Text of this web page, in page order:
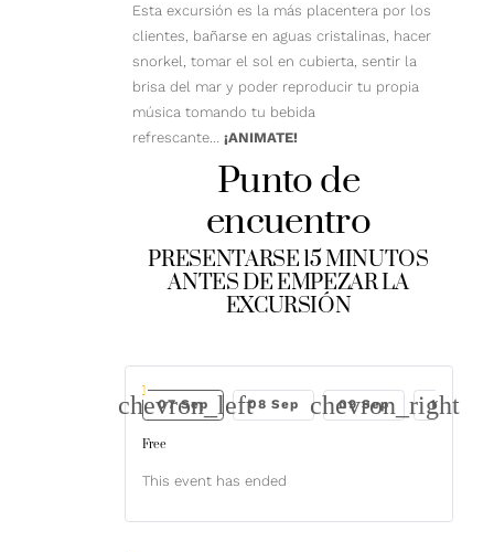
Esta excursión es la más placentera por los
clientes, bañarse en aguas cristalinas, hacer
snorkel, tomar el sol en cubierta, sentir la
brisa del mar y poder reproducir tu propia
música tomando tu bebida
refrescante… ¡ANIMATE!
Punto de
encuentro
PRESENTARSE 15 MINUTOS
ANTES DE EMPEZAR LA
EXCURSIÓN
07 Sep 08 Sep 09 Sep 10 Sep
chevron_left chevron_right
Free
This event has ended